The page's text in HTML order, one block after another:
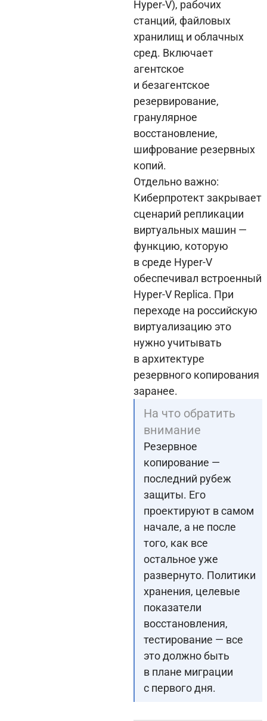
Hyper-V), рабочих
станций, файловых
хранилищ и облачных
сред. Включает
агентское
и безагентское
резервирование,
гранулярное
восстановление,
шифрование резервных
копий.
Отдельно важно:
Киберпротект закрывает
сценарий репликации
виртуальных машин —
функцию, которую
в среде Hyper-V
обеспечивал встроенный
Hyper-V Replica. При
переходе на российскую
виртуализацию это
нужно учитывать
в архитектуре
резервного копирования
заранее.
На что обратить
внимание
Резервное
копирование —
последний рубеж
защиты. Его
проектируют в самом
начале, а не после
того, как все
остальное уже
развернуто. Политики
хранения, целевые
показатели
восстановления,
тестирование — все
это должно быть
в плане миграции
с первого дня.